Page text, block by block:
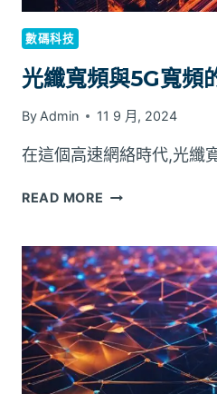
數碼科技
光纖寬頻與5G寬頻
By Admin 11 9 月, 2024
在這個高速網絡時代,光纖
READ MORE 光
頻
與
5G
寬
頻
的
比